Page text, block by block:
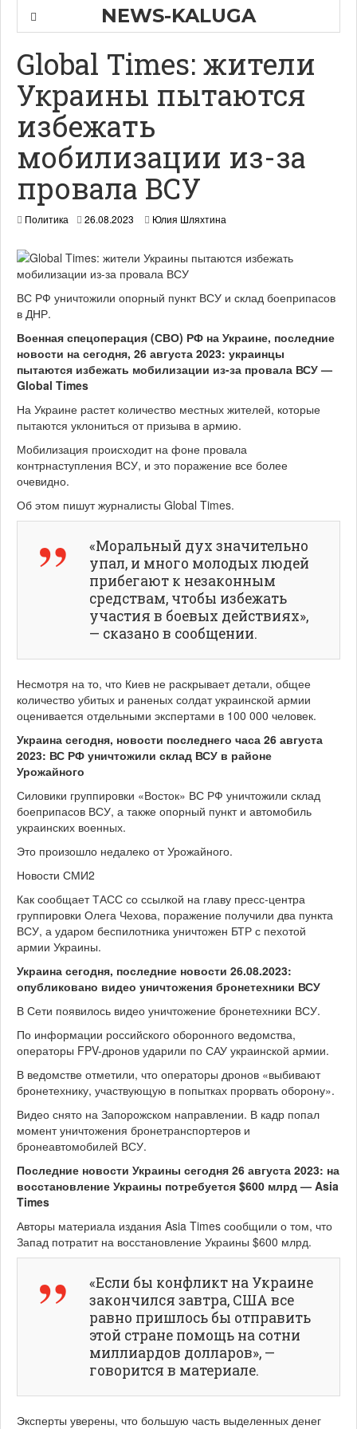
NEWS-KALUGA
Global Times: жители
Украины пытаются
избежать
мобилизации из-за
провала ВСУ
Политика 26.08.2023 Юлия Шляхтина
ВС РФ уничтожили опорный пункт ВСУ и склад боеприпасов
в ДНР.
Военная спецоперация (СВО) РФ на Украине, последние
новости на сегодня, 26 августа 2023: украинцы
пытаются избежать мобилизации из-за провала ВСУ —
Global Times
На Украине растет количество местных жителей, которые
пытаются уклониться от призыва в армию.
Мобилизация происходит на фоне провала
контрнаступления ВСУ, и это поражение все более
очевидно.
Об этом пишут журналисты Global Times.
«Моральный дух значительно
упал, и много молодых людей
прибегают к незаконным
средствам, чтобы избежать
участия в боевых действиях»,
— сказано в сообщении.
Несмотря на то, что Киев не раскрывает детали, общее
количество убитых и раненых солдат украинской армии
оценивается отдельными экспертами в 100 000 человек.
Украина сегодня, новости последнего часа 26 августа
2023: ВС РФ уничтожили склад ВСУ в районе
Урожайного
Силовики группировки «Восток» ВС РФ уничтожили склад
боеприпасов ВСУ, а также опорный пункт и автомобиль
украинских военных.
Это произошло недалеко от Урожайного.
Новости СМИ2
Как сообщает ТАСС со ссылкой на главу пресс-центра
группировки Олега Чехова, поражение получили два пункта
ВСУ, а ударом беспилотника уничтожен БТР с пехотой
армии Украины.
Украина сегодня, последние новости 26.08.2023:
опубликовано видео уничтожения бронетехники ВСУ
В Сети появилось видео уничтожение бронетехники ВСУ.
По информации российского оборонного ведомства,
операторы FPV-дронов ударили по САУ украинской армии.
В ведомстве отметили, что операторы дронов «выбивают
бронетехнику, участвующую в попытках прорвать оборону».
Видео снято на Запорожском направлении. В кадр попал
момент уничтожения бронетранспортеров и
бронеавтомобилей ВСУ.
Последние новости Украины сегодня 26 августа 2023: на
восстановление Украины потребуется $600 млрд — Asia
Times
Авторы материала издания Asia Times сообщили о том, что
Запад потратит на восстановление Украины $600 млрд.
«Если бы конфликт на Украине
закончился завтра, США все
равно пришлось бы отправить
этой стране помощь на сотни
миллиардов долларов», —
говорится в материале.
Эксперты уверены, что большую часть выделенных денег